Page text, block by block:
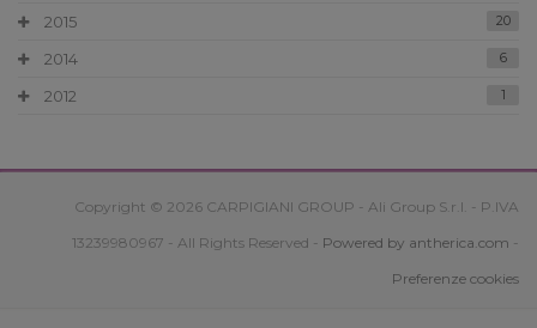
2015 20
2014 6
2012 1
Copyright © 2026 CARPIGIANI GROUP - Ali Group S.r.l. - P.IVA
13239980967 - All Rights Reserved - Powered by antherica.com -
Preferenze cookies